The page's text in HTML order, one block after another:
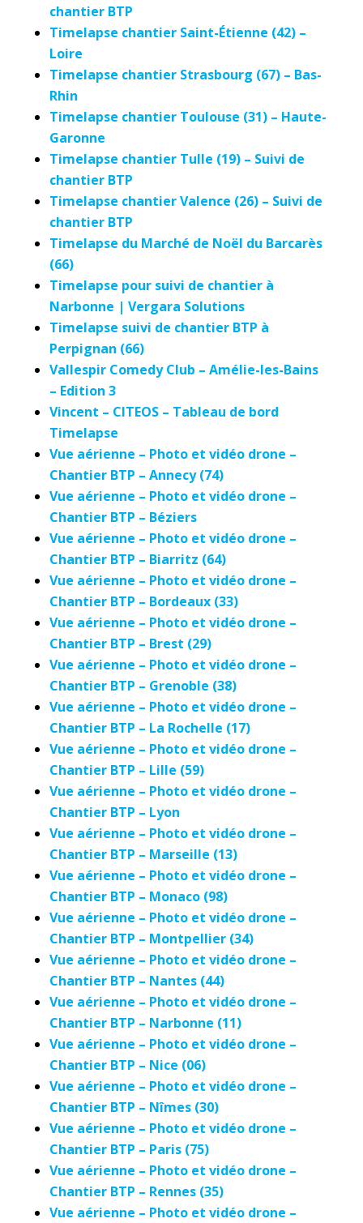
chantier BTP
Timelapse chantier Saint-Étienne (42) –
Loire
Timelapse chantier Strasbourg (67) – Bas-
Rhin
Timelapse chantier Toulouse (31) – Haute-
Garonne
Timelapse chantier Tulle (19) – Suivi de
chantier BTP
Timelapse chantier Valence (26) – Suivi de
chantier BTP
Timelapse du Marché de Noël du Barcarès
(66)
Timelapse pour suivi de chantier à
Narbonne | Vergara Solutions
Timelapse suivi de chantier BTP à
Perpignan (66)
Vallespir Comedy Club – Amélie-les-Bains
– Edition 3
Vincent – CITEOS – Tableau de bord
Timelapse
Vue aérienne – Photo et vidéo drone –
Chantier BTP – Annecy (74)
Vue aérienne – Photo et vidéo drone –
Chantier BTP – Béziers
Vue aérienne – Photo et vidéo drone –
Chantier BTP – Biarritz (64)
Vue aérienne – Photo et vidéo drone –
Chantier BTP – Bordeaux (33)
Vue aérienne – Photo et vidéo drone –
Chantier BTP – Brest (29)
Vue aérienne – Photo et vidéo drone –
Chantier BTP – Grenoble (38)
Vue aérienne – Photo et vidéo drone –
Chantier BTP – La Rochelle (17)
Vue aérienne – Photo et vidéo drone –
Chantier BTP – Lille (59)
Vue aérienne – Photo et vidéo drone –
Chantier BTP – Lyon
Vue aérienne – Photo et vidéo drone –
Chantier BTP – Marseille (13)
Vue aérienne – Photo et vidéo drone –
Chantier BTP – Monaco (98)
Vue aérienne – Photo et vidéo drone –
Chantier BTP – Montpellier (34)
Vue aérienne – Photo et vidéo drone –
Chantier BTP – Nantes (44)
Vue aérienne – Photo et vidéo drone –
Chantier BTP – Narbonne (11)
Vue aérienne – Photo et vidéo drone –
Chantier BTP – Nice (06)
Vue aérienne – Photo et vidéo drone –
Chantier BTP – Nîmes (30)
Vue aérienne – Photo et vidéo drone –
Chantier BTP – Paris (75)
Vue aérienne – Photo et vidéo drone –
Chantier BTP – Rennes (35)
Vue aérienne – Photo et vidéo drone –